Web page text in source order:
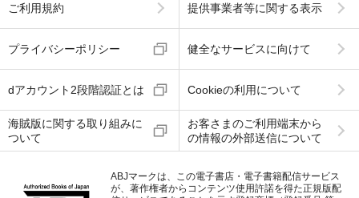
ご利用規約 提供事業者等に関する表示
プライバシーポリシー 健全なサービスに向けて
dアカウント2段階認証とは Cookieの利用について
海賊版に関する取り組みに
ついて
お客さまのご利用端末から
の情報の外部送信について
ABJマークは、この電子書店・電子書籍配信サービス
が、著作権者からコンテンツ使用許諾を得た正規版配